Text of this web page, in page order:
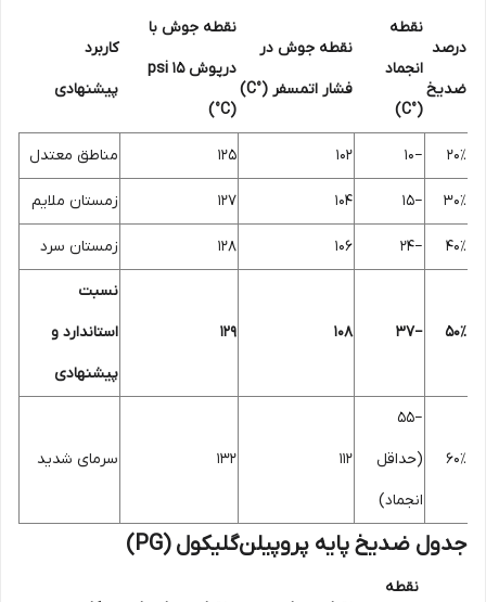
درصد
ضدیخ
نقطه
انجماد
(°C)
نقطه جوش در
فشار اتمسفر (°C)
نقطه جوش با
درپوش ۱۵ psi
(°C)
کاربرد
پیشنهادی
۲۰٪ −۱۰ ۱۰۲ ۱۲۵ مناطق معتدل
۳۰٪ −۱۵ ۱۰۴ ۱۲۷ زمستان ملایم
۴۰٪ −۲۴ ۱۰۶ ۱۲۸ زمستان سرد
۵۰٪ −۳۷ ۱۰۸ ۱۲۹
نسبت
استاندارد و
پیشنهادی
۶۰٪
−۵۵
(حداقل
انجماد)
۱۱۲ ۱۳۲ سرمای شدید
جدول ضدیخ پایه پروپیلن‌گلیکول (PG)
نقطه